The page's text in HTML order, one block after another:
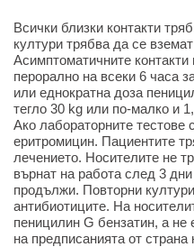
Всички близки контакти
култури трябва да се
Асимптоматичните
перорално на всеки 6 часа
или еднократна доза
тегло 30 kg или по-малко и
Ако лабораторните тестове
еритромицин. Пациентите
лечението. Носителите не
върнат на работа след 3
продължи. Повторни
антибиотиците. На
пеницилин G бензатин, а не
на предписанията от страна